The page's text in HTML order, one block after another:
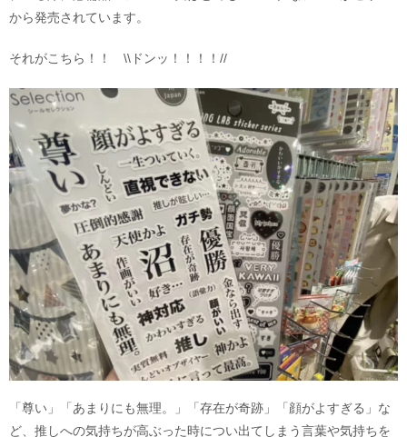
から発売されています。
それがこちら！！ \\ドンッ！！！！//
「尊い」「あまりにも無理。」「存在が奇跡」「顔がよすぎる」な
ど、推しへの気持ちが高ぶった時につい出てしまう言葉や気持ちを